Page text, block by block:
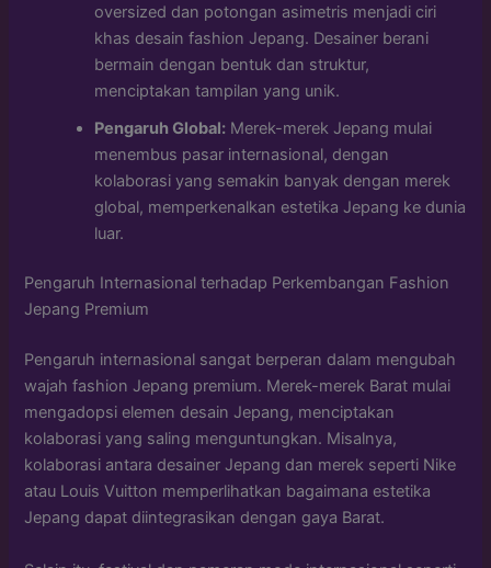
oversized dan potongan asimetris menjadi ciri
khas desain fashion Jepang. Desainer berani
bermain dengan bentuk dan struktur,
menciptakan tampilan yang unik.
Pengaruh Global: Merek-merek Jepang mulai
menembus pasar internasional, dengan
kolaborasi yang semakin banyak dengan merek
global, memperkenalkan estetika Jepang ke dunia
luar.
Pengaruh Internasional terhadap Perkembangan Fashion
Jepang Premium
Pengaruh internasional sangat berperan dalam mengubah
wajah fashion Jepang premium. Merek-merek Barat mulai
mengadopsi elemen desain Jepang, menciptakan
kolaborasi yang saling menguntungkan. Misalnya,
kolaborasi antara desainer Jepang dan merek seperti Nike
atau Louis Vuitton memperlihatkan bagaimana estetika
Jepang dapat diintegrasikan dengan gaya Barat.